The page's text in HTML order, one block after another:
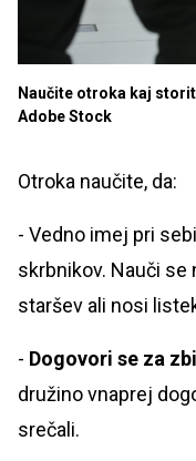
Naučite otroka kaj
Adobe Stock
Otroka naučite, da:
- Vedno imej pri sebi
skrbnikov. Nauči
staršev ali nosi
- Dogovori se za
družino vnaprej
srečali.